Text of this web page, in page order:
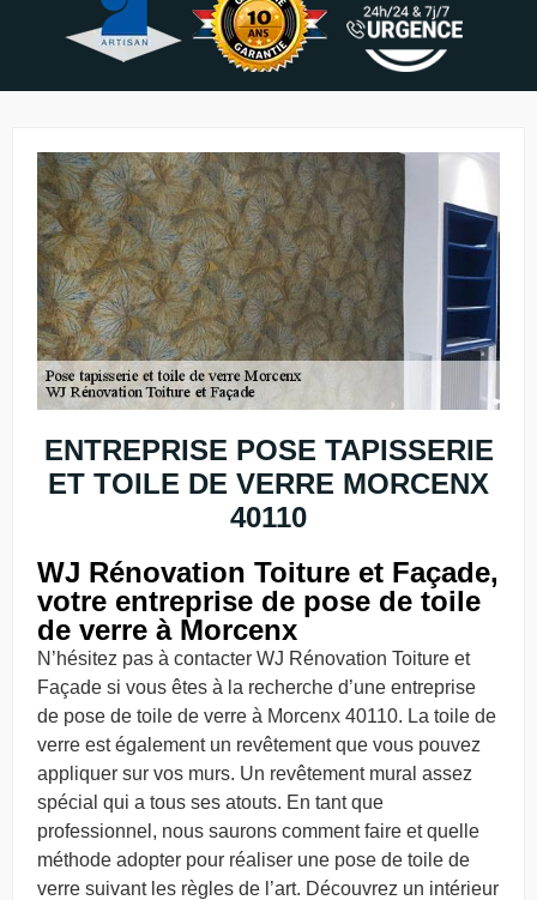
ENTREPRISE POSE TAPISSERIE
ET TOILE DE VERRE MORCENX
40110
WJ Rénovation Toiture et Façade,
votre entreprise de pose de toile
de verre à Morcenx
N’hésitez pas à contacter WJ Rénovation Toiture et
Façade si vous êtes à la recherche d’une entreprise
de pose de toile de verre à Morcenx 40110. La toile de
verre est également un revêtement que vous pouvez
appliquer sur vos murs. Un revêtement mural assez
spécial qui a tous ses atouts. En tant que
professionnel, nous saurons comment faire et quelle
méthode adopter pour réaliser une pose de toile de
verre suivant les règles de l’art. Découvrez un intérieur